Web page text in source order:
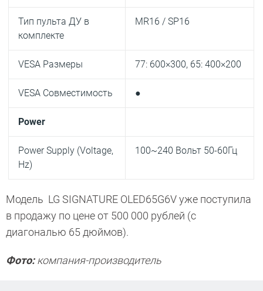
Тип пульта ДУ в
комплекте
MR16 / SP16
VESA Размеры 77: 600×300, 65: 400×200
VESA Совместимость ●
Power
Power Supply (Voltage,
Hz)
100~240 Вольт 50-60Гц
Модель LG SIGNATURE OLED65G6V уже поступила
в продажу по цене от 500 000 рублей (с
диагональю 65 дюймов).
Фото:компания-производитель